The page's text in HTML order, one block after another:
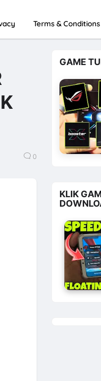
Terms & Conditions
0
GAME
KLIK